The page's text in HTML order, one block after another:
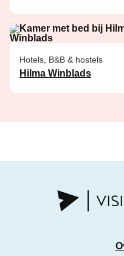
Hotels, B&B & hostels
Hilma Winblads